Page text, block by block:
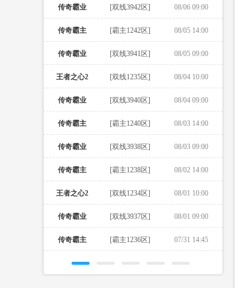
传奇霸业 [双线3942区] 08/06 09:00
传奇霸主 [霸主1242区] 08/05 14:00
传奇霸业 [双线3941区] 08/05 09:00
王者之心2 [双线1235区] 08/04 10:00
传奇霸业 [双线3940区] 08/04 09:00
传奇霸主 [霸主1240区] 08/03 14:00
传奇霸业 [双线3938区] 08/03 09:00
传奇霸主 [霸主1238区] 08/02 14:00
王者之心2 [双线1234区] 08/01 10:00
传奇霸业 [双线3937区] 08/01 09:00
传奇霸主 [霸主1236区] 07/31 14:45